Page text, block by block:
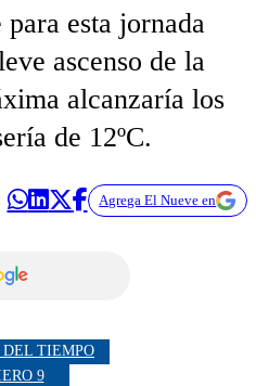
esta jornada
ascenso de la
alcanzaría los
de 12ºC.
Agrega El Nueve en
DEL TIEMPO
9